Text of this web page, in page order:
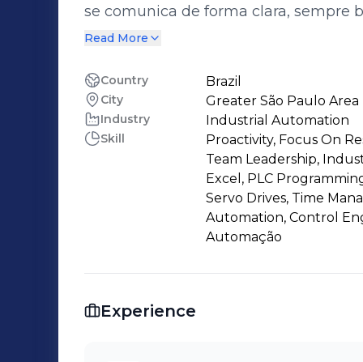
se comunica de forma clara, sempre
equipe. Procura sempre otimizar
universitários de engenharia do
desenvolvimento pessoal e
curriculares e fez cursos
Read More
Country Brazil
City Greater São Paulo Area
Industry Industrial Automation
Skill
Proactivity, Focus On
Team Leadership,
Excel, PLC
Servo Drives, Time
Automation, Control
Automação
Experience